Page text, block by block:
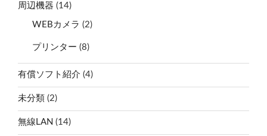
周辺機器 (14)
WEBカメラ (2)
プリンター (8)
有償ソフト紹介 (4)
未分類 (2)
無線LAN (14)